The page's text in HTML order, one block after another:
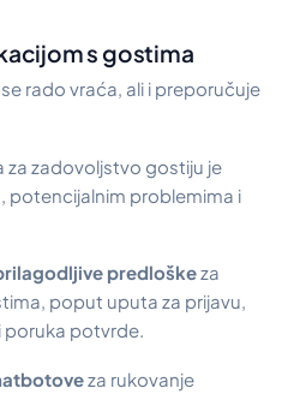
s gostima
rado vraća, ali i preporučuje
za zadovoljstvo gostiju je
potencijalnim problemima i
predloškeza
poput uputa za prijavu,
poruka potvrde.
za rukovanje